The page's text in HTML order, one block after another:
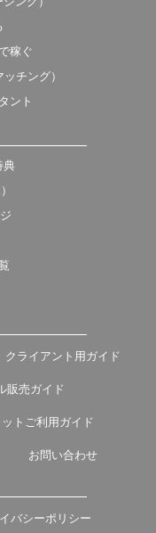
稼ぐ
チング）
ント
典
クライアント用ガイド
販売ガイド
トご利用ガイド
お問い合わせ
バシーポリシー